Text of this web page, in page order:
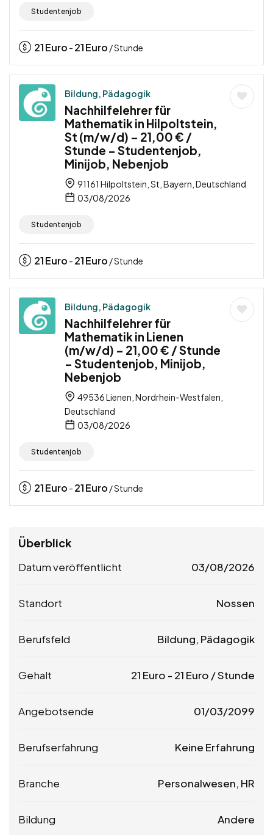
Studentenjob
21Euro - 21Euro / Stunde
Bildung, Pädagogik
Nachhilfelehrer für
Mathematik in Hilpoltstein,
St (m/w/d) – 21,00 € /
Stunde – Studentenjob,
Minijob, Nebenjob
91161 Hilpoltstein, St, Bayern, Deutschland
03/08/2026
Studentenjob
21Euro - 21Euro / Stunde
Bildung, Pädagogik
Nachhilfelehrer für
Mathematik in Lienen
(m/w/d) – 21,00 € / Stunde
– Studentenjob, Minijob,
Nebenjob
49536 Lienen, Nordrhein-Westfalen,
Deutschland
03/08/2026
Studentenjob
21Euro - 21Euro / Stunde
Überblick
Datum veröffentlicht 03/08/2026
Standort Nossen
Berufsfeld Bildung, Pädagogik
Gehalt 21 Euro - 21 Euro / Stunde
Angebotsende 01/03/2099
Berufserfahrung Keine Erfahrung
Branche Personalwesen, HR
Bildung Andere